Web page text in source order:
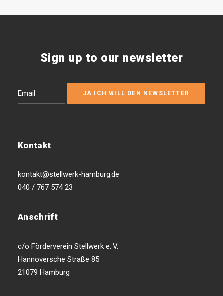
Sign up to our newsletter
Kontakt
kontakt@stellwerk-hamburg.de
040 / 767 574 23
Anschrift
c/o Förderverein Stellwerk e. V.
Hannoversche Straße 85
21079 Hamburg